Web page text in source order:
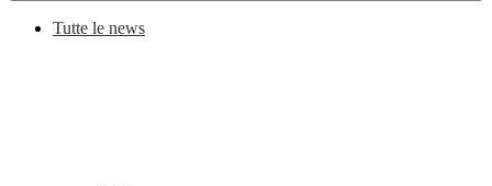
Tutte le news